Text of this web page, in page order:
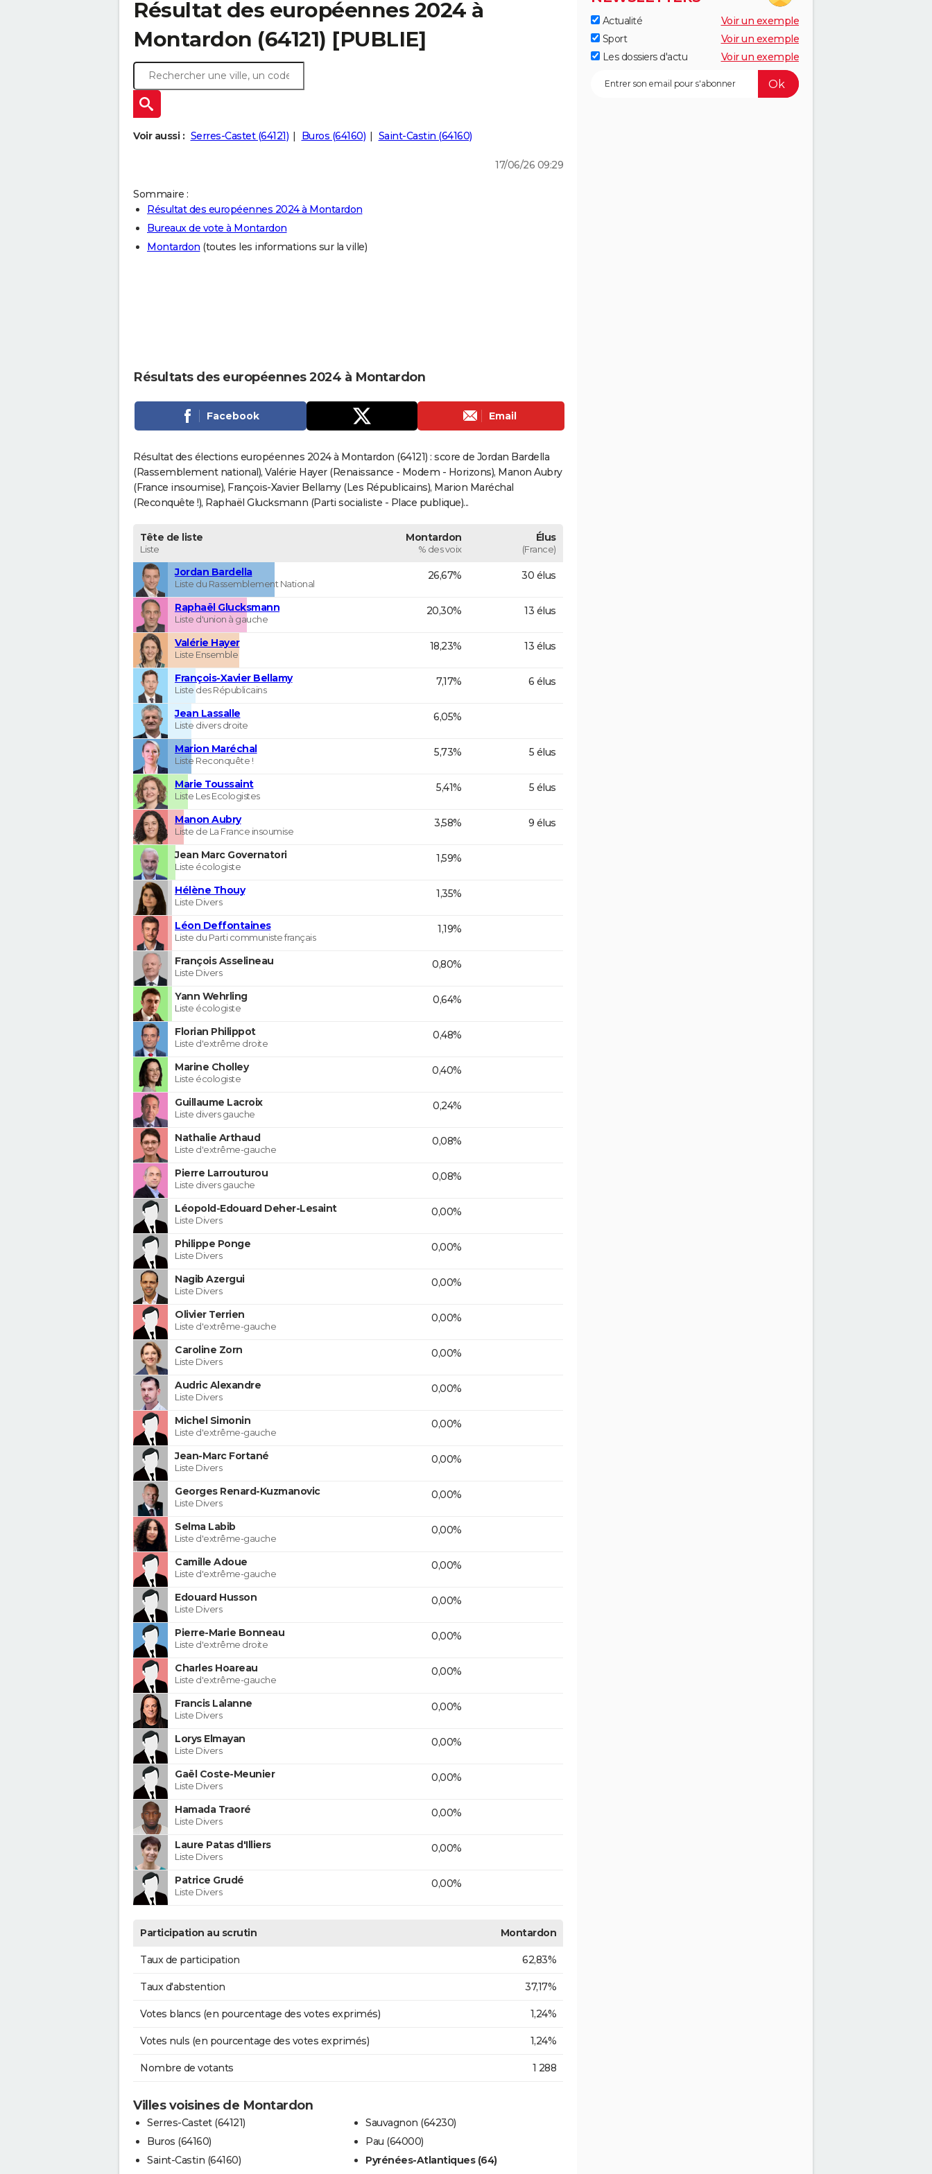
Résultat des européennes 2024 à
Montardon (64121) [PUBLIE]
Voir aussi : Serres-Castet (64121) Buros (64160) Saint-Castin (64160)
17/06/26 09:29
Sommaire :
Résultat des européennes 2024 à Montardon
Bureaux de vote à Montardon
Montardon (toutes les informations sur la ville)
Résultats des européennes 2024 à Montardon
Facebook Email
Résultat des élections européennes 2024 à Montardon (64121) : score de Jordan Bardella
(Rassemblement national), Valérie Hayer (Renaissance - Modem - Horizons), Manon Aubry
(France insoumise), François-Xavier Bellamy (Les Républicains), Marion Maréchal
(Reconquête !), Raphaël Glucksmann (Parti socialiste - Place publique)...
Tête de liste
Liste
Montardon
% des voix
Élus
(France)
Jordan Bardella
Liste du Rassemblement National
26,67% 30 élus
Raphaël Glucksmann
Liste d'union à gauche
20,30% 13 élus
Valérie Hayer
Liste Ensemble
18,23% 13 élus
François-Xavier Bellamy
Liste des Républicains
7,17% 6 élus
Jean Lassalle
Liste divers droite
6,05%
Marion Maréchal
Liste Reconquête !
5,73% 5 élus
Marie Toussaint
Liste Les Ecologistes
5,41% 5 élus
Manon Aubry
Liste de La France insoumise
3,58% 9 élus
Jean Marc Governatori
Liste écologiste
1,59%
Hélène Thouy
Liste Divers
1,35%
Léon Deffontaines
Liste du Parti communiste français
1,19%
François Asselineau
Liste Divers
0,80%
Yann Wehrling
Liste écologiste
0,64%
Florian Philippot
Liste d'extrême droite
0,48%
Marine Cholley
Liste écologiste
0,40%
Guillaume Lacroix
Liste divers gauche
0,24%
Nathalie Arthaud
Liste d'extrême-gauche
0,08%
Pierre Larrouturou
Liste divers gauche
0,08%
Léopold-Edouard Deher-Lesaint
Liste Divers
0,00%
Philippe Ponge
Liste Divers
0,00%
Nagib Azergui
Liste Divers
0,00%
Olivier Terrien
Liste d'extrême-gauche
0,00%
Caroline Zorn
Liste Divers
0,00%
Audric Alexandre
Liste Divers
0,00%
Michel Simonin
Liste d'extrême-gauche
0,00%
Jean-Marc Fortané
Liste Divers
0,00%
Georges Renard-Kuzmanovic
Liste Divers
0,00%
Selma Labib
Liste d'extrême-gauche
0,00%
Camille Adoue
Liste d'extrême-gauche
0,00%
Edouard Husson
Liste Divers
0,00%
Pierre-Marie Bonneau
Liste d'extrême droite
0,00%
Charles Hoareau
Liste d'extrême-gauche
0,00%
Francis Lalanne
Liste Divers
0,00%
Lorys Elmayan
Liste Divers
0,00%
Gaël Coste-Meunier
Liste Divers
0,00%
Hamada Traoré
Liste Divers
0,00%
Laure Patas d'Illiers
Liste Divers
0,00%
Patrice Grudé
Liste Divers
0,00%
Participation au scrutin Montardon
Taux de participation 62,83%
Taux d'abstention 37,17%
Votes blancs (en pourcentage des votes exprimés) 1,24%
Votes nuls (en pourcentage des votes exprimés) 1,24%
Nombre de votants 1 288
Villes voisines de Montardon
Serres-Castet (64121)
Buros (64160)
Saint-Castin (64160)
Sauvagnon (64230)
Pau (64000)
Pyrénées-Atlantiques (64)
Actualité
Voir un exemple
Sport
Voir un exemple
Les dossiers d'actu
Voir un exemple